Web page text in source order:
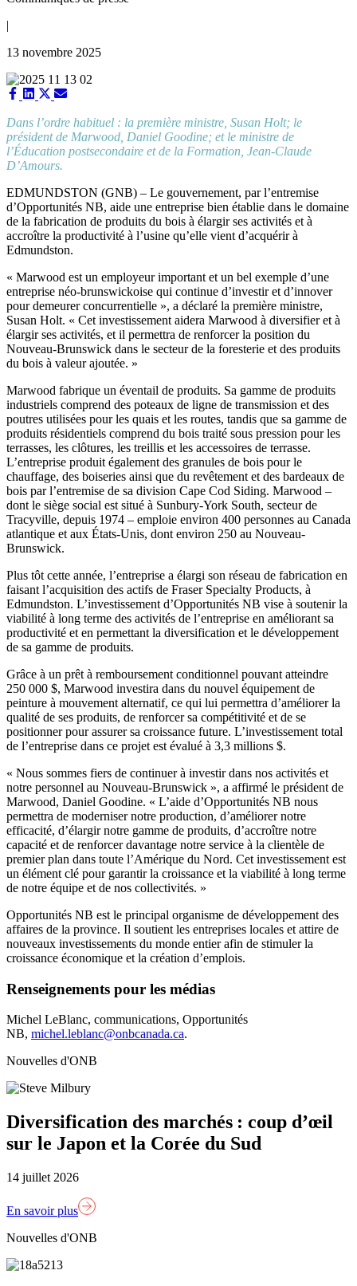
|
13 novembre 2025
Share
Facebook
Share
LinkedIn
Share
X
(Twitter)
Share
Email
Dans l’ordre habituel : la première ministre, Susan Holt; le
président de Marwood, Daniel Goodine; et le ministre de
l’Éducation postsecondaire et de la Formation, Jean-Claude
D’Amours.
EDMUNDSTON (GNB) – Le gouvernement, par l’entremise
d’Opportunités NB, aide une entreprise bien établie dans le domaine
de la fabrication de produits du bois à élargir ses activités et à
accroître la productivité à l’usine qu’elle vient d’acquérir à
Edmundston.
« Marwood est un employeur important et un bel exemple d’une
entreprise néo-brunswickoise qui continue d’investir et d’innover
pour demeurer concurrentielle », a déclaré la première ministre,
Susan Holt. « Cet investissement aidera Marwood à diversifier et à
élargir ses activités, et il permettra de renforcer la position du
Nouveau-Brunswick dans le secteur de la foresterie et des produits
du bois à valeur ajoutée. »
Marwood fabrique un éventail de produits. Sa gamme de produits
industriels comprend des poteaux de ligne de transmission et des
poutres utilisées pour les quais et les routes, tandis que sa gamme de
produits résidentiels comprend du bois traité sous pression pour les
terrasses, les clôtures, les treillis et les accessoires de terrasse.
L’entreprise produit également des granules de bois pour le
chauffage, des boiseries ainsi que du revêtement et des bardeaux de
bois par l’entremise de sa division Cape Cod Siding. Marwood –
dont le siège social est situé à Sunbury-York South, secteur de
Tracyville, depuis 1974 – emploie environ 400 personnes au Canada
atlantique et aux États-Unis, dont environ 250 au Nouveau-
Brunswick.
Plus tôt cette année, l’entreprise a élargi son réseau de fabrication en
faisant l’acquisition des actifs de Fraser Specialty Products, à
Edmundston. L’investissement d’Opportunités NB vise à soutenir la
viabilité à long terme des activités de l’entreprise en améliorant sa
productivité et en permettant la diversification et le développement
de sa gamme de produits.
Grâce à un prêt à remboursement conditionnel pouvant atteindre
250 000 $, Marwood investira dans du nouvel équipement de
peinture à mouvement alternatif, ce qui lui permettra d’améliorer la
qualité de ses produits, de renforcer sa compétitivité et de se
positionner pour assurer sa croissance future. L’investissement total
de l’entreprise dans ce projet est évalué à 3,3 millions $.
« Nous sommes fiers de continuer à investir dans nos activités et
notre personnel au Nouveau-Brunswick », a affirmé le président de
Marwood, Daniel Goodine. « L’aide d’Opportunités NB nous
permettra de moderniser notre production, d’améliorer notre
efficacité, d’élargir notre gamme de produits, d’accroître notre
capacité et de renforcer davantage notre service à la clientèle de
premier plan dans toute l’Amérique du Nord. Cet investissement est
un élément clé pour garantir la croissance et la viabilité à long terme
de notre équipe et de nos collectivités. »
Opportunités NB est le principal organisme de développement des
affaires de la province. Il soutient les entreprises locales et attire de
nouveaux investissements du monde entier afin de stimuler la
croissance économique et la création d’emplois.
Renseignements pour les médias
Michel LeBlanc, communications, Opportunités
NB, michel.leblanc@onbcanada.ca.
Nouvelles d'ONB
Diversification des marchés : coup d’œil
sur le Japon et la Corée du Sud
14 juillet 2026
En savoir plus
Nouvelles d'ONB